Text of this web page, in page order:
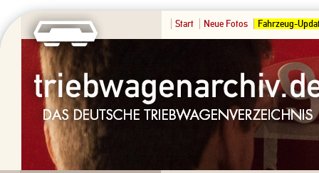
Start Neue Fotos Fahrzeug-